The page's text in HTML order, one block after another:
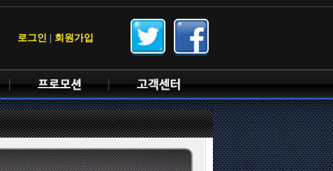
로그인 회원가입